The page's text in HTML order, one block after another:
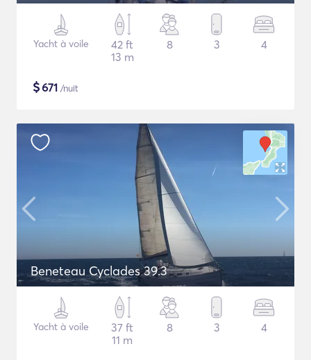
Yacht à voile
42 ft
13 m
8 3 4
$671 /nuit
Beneteau Cyclades 39.3
Yacht à voile
37 ft
11 m
8 3 4